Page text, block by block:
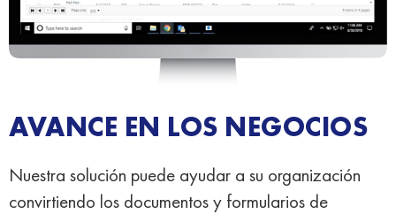
AVANCE EN LOS NEGOCIOS
Nuestra solución puede ayudar a su organización
convirtiendo los documentos y formularios de